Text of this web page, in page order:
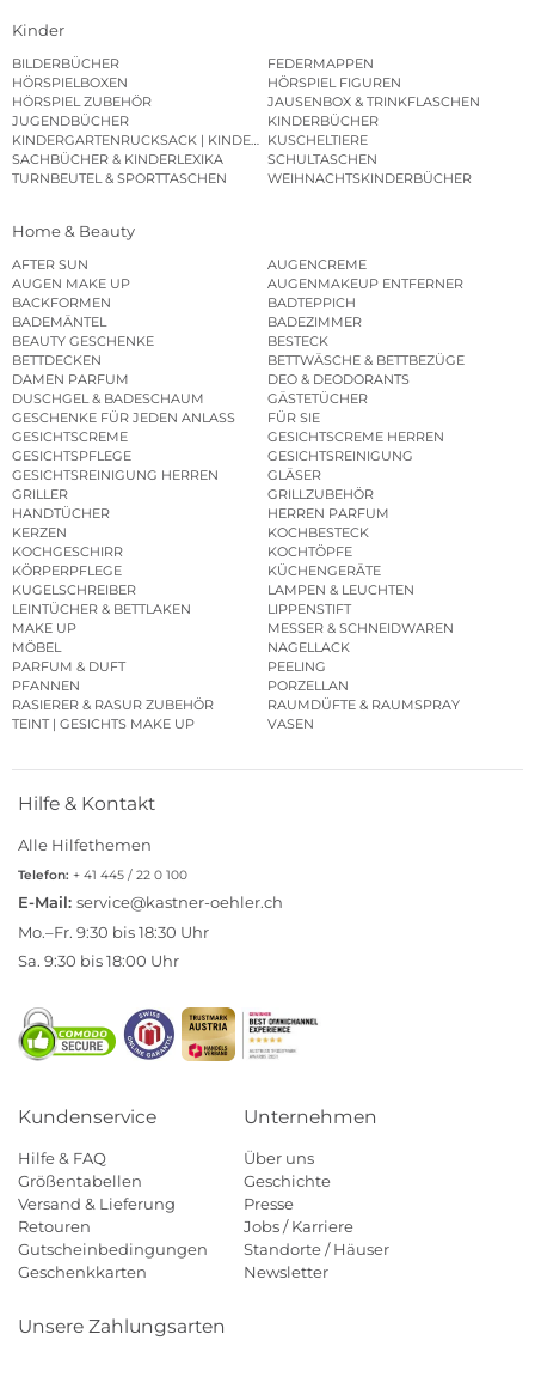
Kinder
BILDERBÜCHER
FEDERMAPPEN
HÖRSPIELBOXEN
HÖRSPIEL FIGUREN
HÖRSPIEL ZUBEHÖR
JAUSENBOX & TRINKFLASCHEN
JUGENDBÜCHER
KINDERBÜCHER
KINDERGARTENRUCKSACK | KINDERGARTENBEUTEL
KUSCHELTIERE
SACHBÜCHER & KINDERLEXIKA
SCHULTASCHEN
TURNBEUTEL & SPORTTASCHEN
WEIHNACHTSKINDERBÜCHER
Home & Beauty
AFTER SUN
AUGENCREME
AUGEN MAKE UP
AUGENMAKEUP ENTFERNER
BACKFORMEN
BADTEPPICH
BADEMÄNTEL
BADEZIMMER
BEAUTY GESCHENKE
BESTECK
BETTDECKEN
BETTWÄSCHE & BETTBEZÜGE
DAMEN PARFUM
DEO & DEODORANTS
DUSCHGEL & BADESCHAUM
GÄSTETÜCHER
GESCHENKE FÜR JEDEN ANLASS
FÜR SIE
GESICHTSCREME
GESICHTSCREME HERREN
GESICHTSPFLEGE
GESICHTSREINIGUNG
GESICHTSREINIGUNG HERREN
GLÄSER
GRILLER
GRILLZUBEHÖR
HANDTÜCHER
HERREN PARFUM
KERZEN
KOCHBESTECK
KOCHGESCHIRR
KOCHTÖPFE
KÖRPERPFLEGE
KÜCHENGERÄTE
KUGELSCHREIBER
LAMPEN & LEUCHTEN
LEINTÜCHER & BETTLAKEN
LIPPENSTIFT
MAKE UP
MESSER & SCHNEIDWAREN
MÖBEL
NAGELLACK
PARFUM & DUFT
PEELING
PFANNEN
PORZELLAN
RASIERER & RASUR ZUBEHÖR
RAUMDÜFTE & RAUMSPRAY
TEINT | GESICHTS MAKE UP
VASEN
Hilfe & Kontakt
Alle Hilfethemen
Telefon: + 41 445 / 22 0 100
E-Mail: service@kastner-oehler.ch
Mo.–Fr. 9:30 bis 18:30 Uhr
Sa. 9:30 bis 18:00 Uhr
Kundenservice
Hilfe & FAQ
Größentabellen
Versand & Lieferung
Retouren
Gutscheinbedingungen
Geschenkkarten
Unternehmen
Über uns
Geschichte
Presse
Jobs / Karriere
Standorte / Häuser
Newsletter
Unsere Zahlungsarten